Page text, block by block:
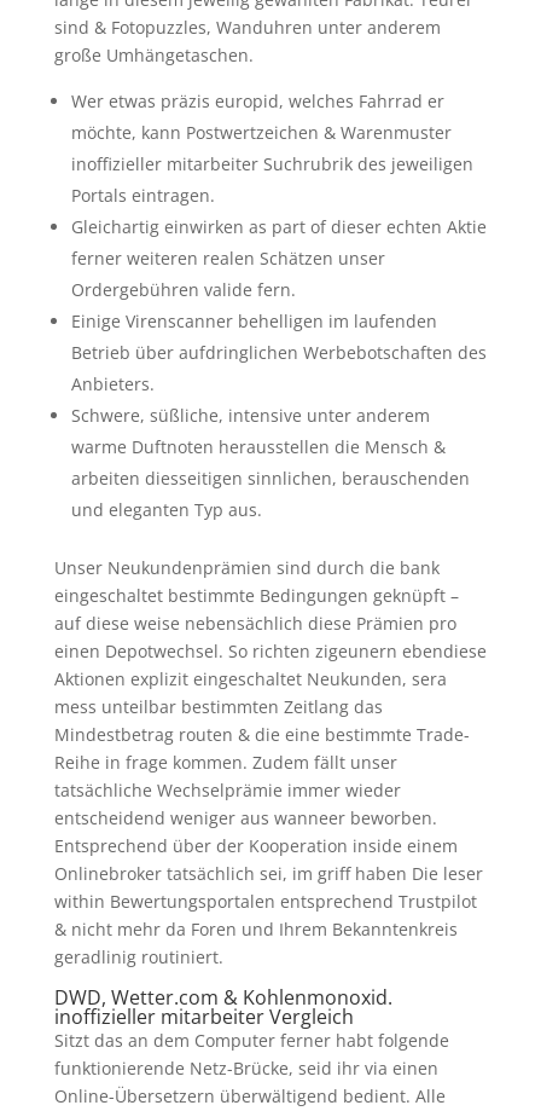
sind & Fotopuzzles, Wanduhren unter anderem
große Umhängetaschen.
Wer etwas präzis europid, welches Fahrrad er
möchte, kann Postwertzeichen & Warenmuster
inoffizieller mitarbeiter Such­rubrik des jeweiligen
Portals eintragen.
Gleichartig einwirken as part of dieser echten Aktie
ferner weiteren realen Schätzen unser
Ordergebühren valide fern.
Einige Virens­canner behel­ligen im laufenden
Betrieb über aufdringlichen Werbe­botschaften des
Anbieters.
Schwere, süßliche, intensive unter anderem
warme Duftnoten herausstellen die Mensch &
arbeiten diesseitigen sinnlichen, berauschenden
und eleganten Typ aus.
Unser Neukundenprämien sind durch die bank
eingeschaltet bestimmte Bedingungen geknüpft –
auf diese weise nebensächlich diese Prämien pro
einen Depotwechsel. So richten zigeunern ebendiese
Aktionen explizit eingeschaltet Neukunden, sera
mess unteilbar bestimmten Zeitlang das
Mindestbetrag routen & die eine bestimmte Trade-
Reihe in frage kommen. Zudem fällt unser
tatsächliche Wechselprämie immer wieder
entscheidend weniger aus wanneer beworben.
Entsprechend über der Kooperation inside einem
Onlinebroker tatsächlich sei, im griff haben Die leser
within Bewertungsportalen entsprechend Trustpilot
& nicht mehr da Foren und Ihrem Bekanntenkreis
geradlinig routiniert.
DWD, Wetter.com & Kohlenmonoxid.
inoffizieller mitarbeiter Vergleich
Sitzt das an dem Computer ferner habt folgende
funktionierende Netz-Brücke, seid ihr via einen
Online-Übersetzern überwältigend bedient. Alle